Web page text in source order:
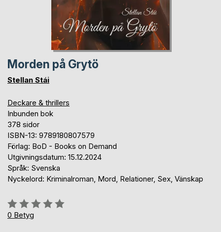
Morden på Grytö
Stellan Stái
Deckare & thrillers
Inbunden bok
378 sidor
ISBN-13: 9789180807579
Förlag: BoD - Books on Demand
Utgivningsdatum: 15.12.2024
Språk: Svenska
Nyckelord: Kriminalroman, Mord, Relationer, Sex, Vänskap
Betyg::
0%
0 Betyg